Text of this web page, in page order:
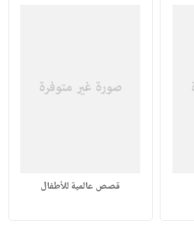
قصص عالمية للأطفال